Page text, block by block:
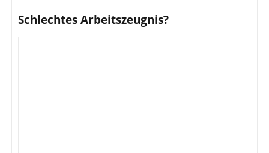
Schlechtes Arbeitszeugnis?